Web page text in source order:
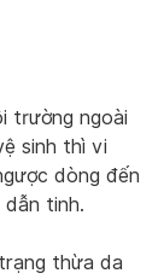
trường ngoài
sinh thì vi
dòng đến
tinh.
thừa da